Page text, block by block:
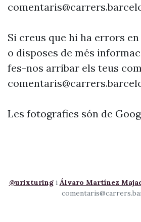
Si creus que hi ha errors
o disposes de més
fes-nos arribar els teus
Les fotografies són de
@urixturingi Álvaro Martínez